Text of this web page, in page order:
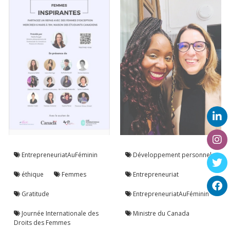
EntrepreneuriatAuFéminin
éthique Femmes
Gratitude
Journée Internationale des
Droits des Femmes
Développement personnel
Entrepreneuriat
EntrepreneuriatAuFéminin
Ministre du Canada